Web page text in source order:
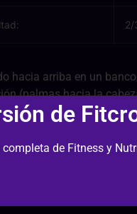
2/
hacia arriba en un
(palmas hacia la
la de los hombros (una
tensando bien los tríceps,
los brazos bien pegados
de
de Fitness y